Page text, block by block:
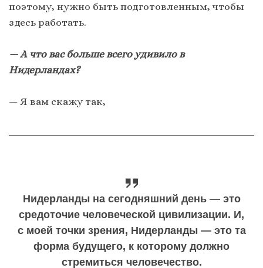
поэтому, нужно быть подготовленным, чтобы
здесь работать.
— А что вас больше всего удивило в
Нидерландах?
— Я вам скажу так,
Нидерланды на сегодняшний день — это
средоточие человеческой цивилизации. И,
с моей точки зрения, Нидерланды — это та
форма будущего, к которому должно
стремиться человечество.